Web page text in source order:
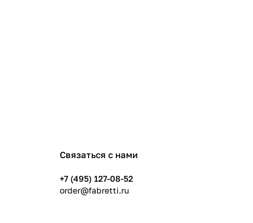
Связаться с нами
+7 (495) 127-08-52
order@fabretti.ru